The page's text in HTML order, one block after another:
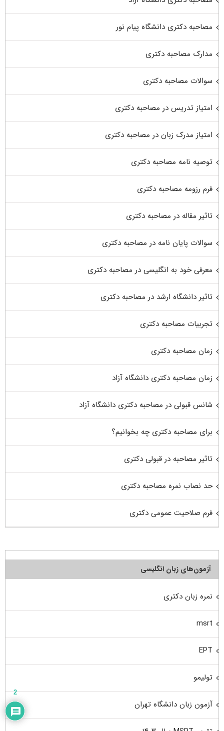
مصاحبه دکتری دانشگاه پیام نور
مدارک مصاحبه دکتری
سوالات مصاحبه دکتری
امتیاز تدریس در مصاحبه دکتری
امتیاز مدرک زبان در مصاحبه دکتری
توصیه نامه مصاحبه دکتری
فرم رزومه مصاحبه دکتری
تاثیر مقاله در مصاحبه دکتری
سوالات پایان نامه در مصاحبه دکتری
معرفی خود به انگلیسی در مصاحبه دکتری
تاثیر دانشگاه ارشد در مصاحبه دکتری
تجربیات مصاحبه دکتری
زمان مصاحبه دکتری
زمان مصاحبه دکتری دانشگاه آزاد
شانس قبولی در مصاحبه دکتری دانشگاه آزاد
برای مصاحبه دکتری چه بخوانیم؟
تاثیر مصاحبه در قبولی دکتری
حد نصاب نمره مصاحبه دکتری
فرم صلاحیت عمومی دکتری
آزمون‌های زبان انگلیسی
نمره زبان دکتری
msrt
EPT
تولیمو
آزمون زبان دانشگاه تهران
2